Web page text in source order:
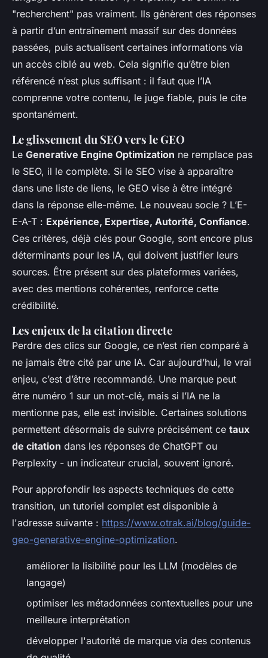
"recherchent" pas vraiment. Ils génèrent des réponses
à partir d’un entraînement massif sur des données
passées, puis actualisent certaines informations via
un accès ciblé au web. Cela signifie qu’être bien
référencé n’est plus suffisant : il faut que l’IA
comprenne votre contenu, le juge fiable, puis le cite
spontanément.
Le glissement du SEO vers le GEO
Le Generative Engine Optimization ne remplace pas
le SEO, il le complète. Si le SEO vise à apparaître
dans une liste de liens, le GEO vise à être intégré
dans la réponse elle-même. Le nouveau socle ? L’E-
E-A-T : Expérience, Expertise, Autorité, Confiance.
Ces critères, déjà clés pour Google, sont encore plus
déterminants pour les IA, qui doivent justifier leurs
sources. Être présent sur des plateformes variées,
avec des mentions cohérentes, renforce cette
crédibilité.
Les enjeux de la citation directe
Perdre des clics sur Google, ce n’est rien comparé à
ne jamais être cité par une IA. Car aujourd’hui, le vrai
enjeu, c’est d’être recommandé. Une marque peut
être numéro 1 sur un mot-clé, mais si l’IA ne la
mentionne pas, elle est invisible. Certaines solutions
permettent désormais de suivre précisément ce taux
de citation dans les réponses de ChatGPT ou
Perplexity - un indicateur crucial, souvent ignoré.
Pour approfondir les aspects techniques de cette
transition, un tutoriel complet est disponible à
l'adresse suivante : https://www.otrak.ai/blog/guide-
geo-generative-engine-optimization.
améliorer la lisibilité pour les LLM (modèles de
langage)
optimiser les métadonnées contextuelles pour une
meilleure interprétation
développer l'autorité de marque via des contenus